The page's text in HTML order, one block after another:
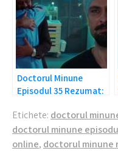
Doctorul Minune
Episodul 35 Rezumat:
Etichete: doctorul
doctorul minune
online, doctorul minune